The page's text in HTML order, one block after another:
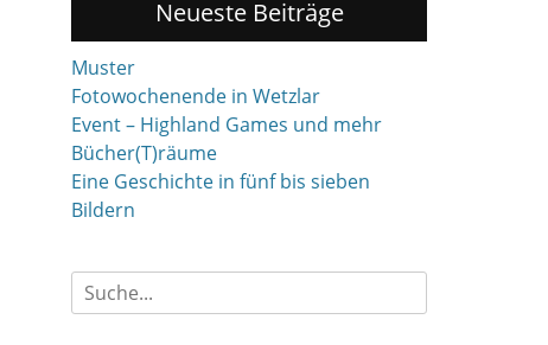
Neueste Beiträge
Muster
Fotowochenende in Wetzlar
Event – Highland Games und mehr
Bücher(T)räume
Eine Geschichte in fünf bis sieben
Bildern
Suchen
nach: